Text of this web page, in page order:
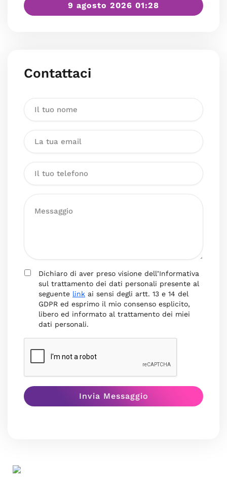
9 agosto 2026 01:28
Contattaci
Dichiaro di aver preso visione dell’Informativa
sul trattamento dei dati personali presente al
seguente link ai sensi degli artt. 13 e 14 del
GDPR ed esprimo il mio consenso esplicito,
libero ed informato al trattamento dei miei
dati personali.